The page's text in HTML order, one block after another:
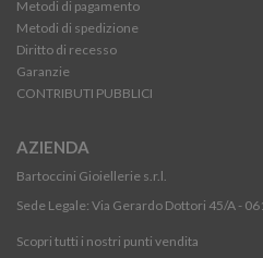
Metodi di pagamento
Metodi di spedizione
Diritto di recesso
Garanzie
CONTRIBUTI PUBBLICI
AZIENDA
Bartoccini Gioiellerie s.r.l.
Sede Legale: Via Gerardo Dottori 45/A -
Scopri tutti i nostri punti vendita